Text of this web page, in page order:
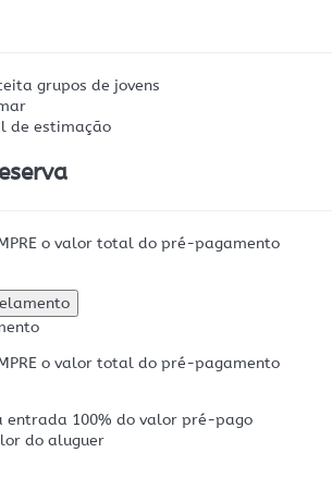
grupos de jovens
de estimação
o valor total do pré-pagamento
o valor total do pré-pagamento
entrada 100% do valor pré-pago
do aluguer